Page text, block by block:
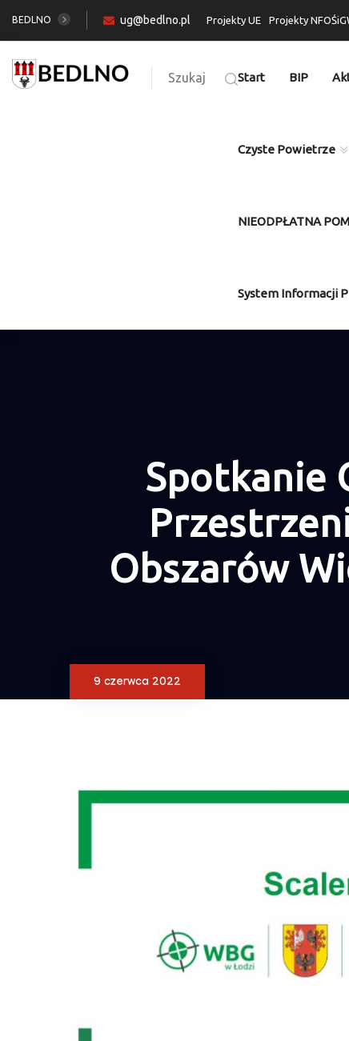
BEDLNO ug@bedlno.pl Projekty UE Projekty
Szukaj Start BIP
Czyste Powietrze
NIEODPŁATNA
System Informacji
Spotkanie
Obszarów
9 czerwca 2022